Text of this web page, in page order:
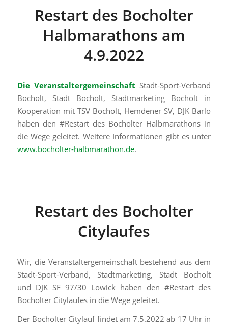
Restart des Bocholter
Halbmarathons am
4.9.2022
Die Veranstaltergemeinschaft Stadt-Sport-Verband
Bocholt, Stadt Bocholt, Stadtmarketing Bocholt in
Kooperation mit TSV Bocholt, Hemdener SV, DJK Barlo
haben den #Restart des Bocholter Halbmarathons in
die Wege geleitet. Weitere Informationen gibt es unter
www.bocholter-halbmarathon.de.
Restart des Bocholter
Citylaufes
Wir, die Veranstaltergemeinschaft bestehend aus dem
Stadt-Sport-Verband, Stadtmarketing, Stadt Bocholt
und DJK SF 97/30 Lowick haben den #Restart des
Bocholter Citylaufes in die Wege geleitet.
Der Bocholter Citylauf findet am 7.5.2022 ab 17 Uhr in